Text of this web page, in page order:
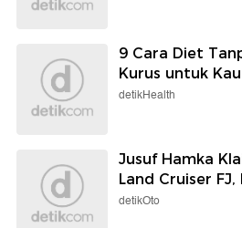
9 Cara Diet
Kurus untuk
detikHealth
Jusuf Hamka
Land Cruiser
detikOto